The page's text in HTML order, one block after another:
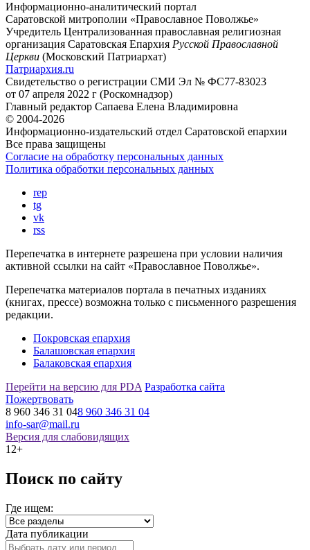
Информационно-аналитический портал
Саратовской митрополии «Православное Поволжье»
Учредитель Централизованная православная религиозная
организация Саратовская Епархия Русской Православной
Церкви (Московский Патриархат)
Патриархия.ru
Свидетельство о регистрации СМИ Эл № ФС77-83023
от 07 апреля 2022 г (Роскомнадзор)
Главный редактор Сапаева Елена Владимировна
© 2004-2026
Информационно-издательский отдел Саратовской епархии
Все права защищены
Согласие на обработку персональных данных
Политика обработки персональных данных
rep
tg
vk
rss
Перепечатка в интернете разрешена при условии наличия
активной ссылки на сайт «Православное Поволжье».
Перепечатка материалов портала в печатных изданиях
(книгах, прессе) возможна только с письменного разрешения
редакции.
Покровская епархия
Балашовская епархия
Балаковская епархия
Перейти на версию для PDA Разработка сайта
Пожертвовать
8 960 346 31 048 960 346 31 04
info-sar@mail.ru
Версия для слабовидящих
12+
Поиск по сайту
Где ищем:
Дата публикации